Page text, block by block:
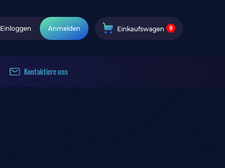
Einloggen Anmelden Einkaufswagen 0
Kontaktiere uns